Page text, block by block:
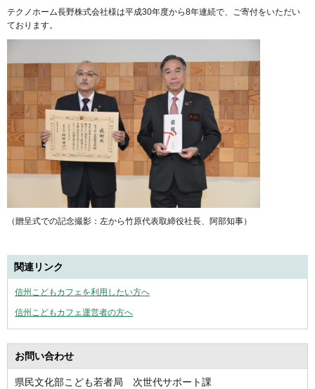
テクノホーム長野株式会社様は平成30年度から8年連続で、ご寄付をいただい
ております。
（贈呈式での記念撮影：左から竹原代表取締役社長、阿部知事）
関連リンク
信州こどもカフェを利用したい方へ
信州こどもカフェ運営者の方へ
お問い合わせ
県民文化部こども若者局 次世代サポート課